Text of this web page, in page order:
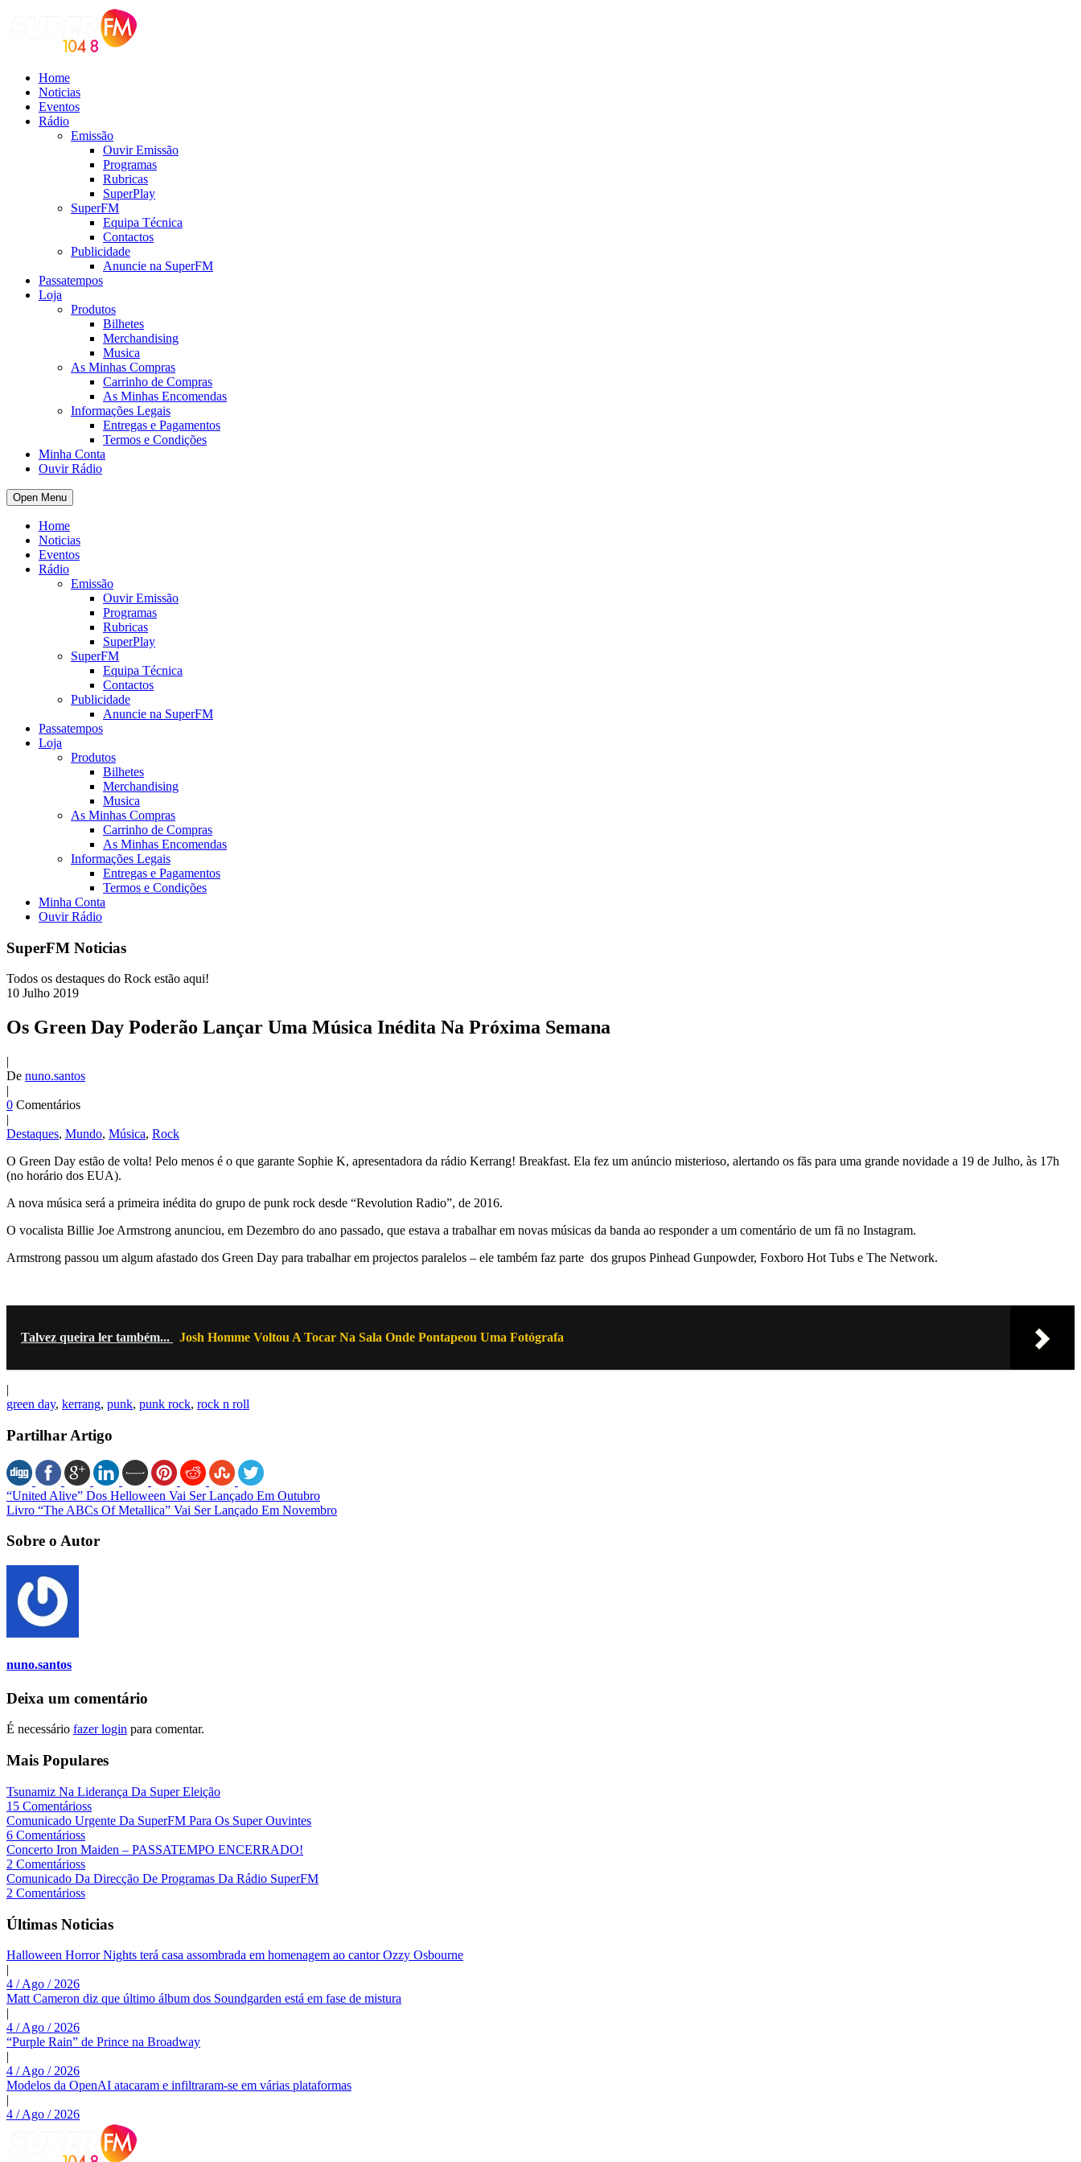
Home
Noticias
Eventos
Rádio
Emissão
Ouvir Emissão
Programas
Rubricas
SuperPlay
SuperFM
Equipa Técnica
Contactos
Publicidade
Anuncie na SuperFM
Passatempos
Loja
Produtos
Bilhetes
Merchandising
Musica
As Minhas Compras
Carrinho de Compras
As Minhas Encomendas
Informações Legais
Entregas e Pagamentos
Termos e Condições
Minha Conta
Ouvir Rádio
Open Menu
Home
Noticias
Eventos
Rádio
Emissão
Ouvir Emissão
Programas
Rubricas
SuperPlay
SuperFM
Equipa Técnica
Contactos
Publicidade
Anuncie na SuperFM
Passatempos
Loja
Produtos
Bilhetes
Merchandising
Musica
As Minhas Compras
Carrinho de Compras
As Minhas Encomendas
Informações Legais
Entregas e Pagamentos
Termos e Condições
Minha Conta
Ouvir Rádio
SuperFM Noticias
Todos os destaques do Rock estão aqui!
10 Julho 2019
Os Green Day Poderão Lançar Uma Música Inédita Na Próxima Semana
|
De nuno.santos
|
0 Comentários
|
Destaques, Mundo, Música, Rock
O Green Day estão de volta! Pelo menos é o que garante Sophie K, apresentadora da rádio Kerrang! Breakfast. Ela fez um anúncio misterioso, alertando os fãs para uma grande novidade a 19 de Julho, às 17h
(no horário dos EUA).
A nova música será a primeira inédita do grupo de punk rock desde “Revolution Radio”, de 2016.
O vocalista Billie Joe Armstrong anunciou, em Dezembro do ano passado, que estava a trabalhar em novas músicas da banda ao responder a um comentário de um fã no Instagram.
Armstrong passou um algum afastado dos Green Day para trabalhar em projectos paralelos – ele também faz parte dos grupos Pinhead Gunpowder, Foxboro Hot Tubs e The Network.
Talvez queira ler também... Josh Homme Voltou A Tocar Na Sala Onde Pontapeou Uma Fotógrafa
|
green day, kerrang, punk, punk rock, rock n roll
Partilhar Artigo
“United Alive” Dos Helloween Vai Ser Lançado Em Outubro
Livro “The ABCs Of Metallica” Vai Ser Lançado Em Novembro
Sobre o Autor
nuno.santos
Deixa um comentário
É necessário fazer login para comentar.
Mais Populares
Tsunamiz Na Liderança Da Super Eleição
15 Comentárioss
Comunicado Urgente Da SuperFM Para Os Super Ouvintes
6 Comentárioss
Concerto Iron Maiden – PASSATEMPO ENCERRADO!
2 Comentárioss
Comunicado Da Direcção De Programas Da Rádio SuperFM
2 Comentárioss
Últimas Noticias
Halloween Horror Nights terá casa assombrada em homenagem ao cantor Ozzy Osbourne
|
4 / Ago / 2026
Matt Cameron diz que último álbum dos Soundgarden está em fase de mistura
|
4 / Ago / 2026
“Purple Rain” de Prince na Broadway
|
4 / Ago / 2026
Modelos da OpenAI atacaram e infiltraram-se em várias plataformas
|
4 / Ago / 2026